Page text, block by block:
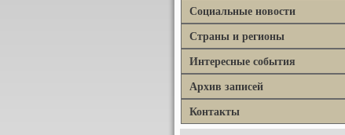
Социальные новости
Страны и регионы
Интересные события
Архив записей
Контакты